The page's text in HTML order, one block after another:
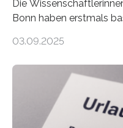
Die
Bonn haben erstmals
Landkreise mit den
ist demnach Berlin.
der Freiberuflerinnen,
Berlin starteten in 2024
eigene freiberufliche
03.09.2025